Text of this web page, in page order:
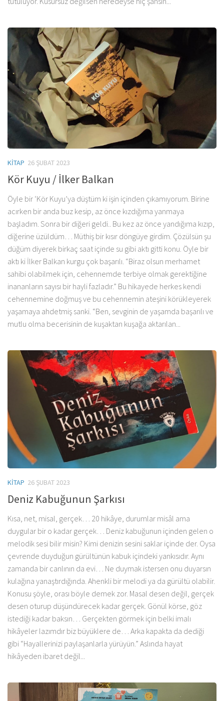
KITAP 26 ŞUBAT 2023
Kör Kuyu / İlker Balkan
Öyle bir ‘Kör Kuyu’ya düştüm ki işin içinden çıkamıyorum. Birine
acırken bir anda buz kesip, az önce kızdığıma yanmaya
başladım. Sonra bir diğeri geldi.. Bu kez az önce yandığıma kızıp,
diğerine üzüldüm… Müthiş bir kısır döngüye girdim. Çözülsün şu
düğüm diyerek birkaç saat içinde su gibi aktı gitti konu. Öyle bir
aktı ki İlker Balkan kurgu çok başarılı. “Biraz olsun merhamet
sahibi olabilmek için, cehennemde terbiye olmak gerektiğine
inananların sayısı bir hayli fazladır.” Bu hikayede herkes kendi
cehennemine doğmuş ve bu cehennemin ateşini körükleyerek
yaşamaya ahdetmiş sanki. “Ben, sevginin de yaşamda başarılı ve
mutlu olma becerisinin de kuşaktan kuşağa aktarılan...
KITAP 26 ŞUBAT 2023
Deniz Kabuğunun Şarkısı
Kısa, net, misal, gerçek… 20 hikâye, durumlar misâl ama
duygular bir o kadar gerçek… Deniz kabuğunun içinden gelen o
melodik sesi bilir misin? Kimi denizin sesini saklar içinde der. Oysa
çevrende duyduğun gürültünün kabuk içindeki yankısıdır. Aynı
zamanda bir canlının da evi… Ne duymak istersen onu duyarsın
kulağına yanaştırdığında. Ahenkli bir melodi ya da gürültü olabilir.
Konusu şöyle, orası böyle demek zor. Masal desen değil, gerçek
desen oturup düşündürecek kadar gerçek. Gönül körse, göz
istediği kadar baksın… Gerçekten görmek için belki imalı
hikâyeler lazımdır biz büyüklere de… Arka kapakta da dediği
gibi “Hayallerinizi paylaşanlarla yürüyün.” Aslında hayat
hikâyeden ibaret değil...